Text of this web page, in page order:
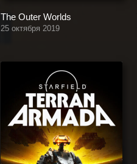
The Outer Worlds
25 октября 2019